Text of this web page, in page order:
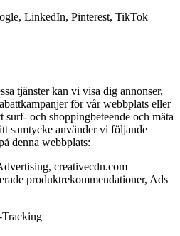
LinkedIn, Pinterest, TikTok
tjänster kan vi visa dig annonser,
för vår webbplats eller
surf- och shoppingbeteende och mäta
samtycke använder vi följande
denna webbplats:
creativecdn.com
produktrekommendationer, Ads
Tracking